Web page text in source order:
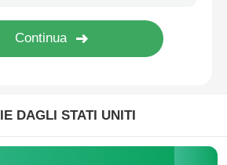
DAGLI STATI UNITI